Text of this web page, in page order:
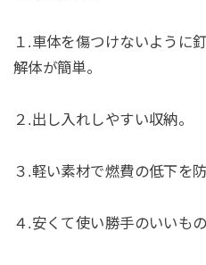
１.車体を傷つけないように
解体が簡単。
２.出し入れしやすい収納。
３.軽い素材で燃費の低下を防
４.安くて使い勝手のいいもの